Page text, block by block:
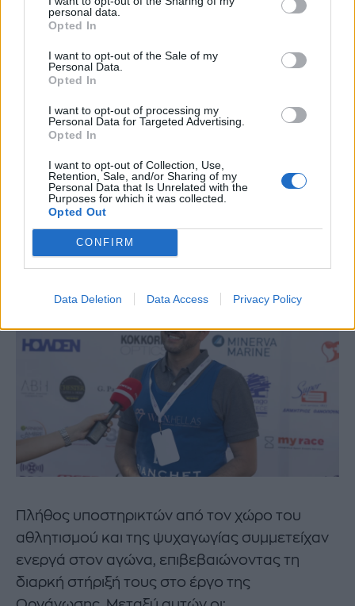
personal data.
Opted In
I want to opt-out of the Sale of my
Personal Data.
Opted In
I want to opt-out of processing my
Personal Data for Targeted Advertising.
Opted In
I want to opt-out of Collection, Use,
Retention, Sale, and/or Sharing of my
Personal Data that Is Unrelated with the
Purposes for which it was collected.
Opted Out
CONFIRM
Data Deletion Data Access Privacy Policy
στην ενδοοικογενειακή βία. Οι δράσεις αυτές
αναπτύσσονται σε κεντρικά σημεία της
Κηφισιάς, της Νέας Ερυθραίας και της Εκάλης,
με στόχο τη στήριξη και την ενδυνάμωση των
Στεκόμαστε έμπρακτα στο πλευρό κάθε
έμφυλη, αλλά και κάθε μορφής βία, για μια
κοινωνία ισότιμων δικαιωμάτων, ελευθερίας
και αξιοπρέπειας, χωρίς βία και φόβο».
Πλήθος υποστηρικτών από τον χώρο του
αθλητισμού και της ψυχαγωγίας συμμετείχαν
ενεργά στον αγώνα, επιβεβαιώνοντας τη
διαρκή στήριξή τους στο έργο της